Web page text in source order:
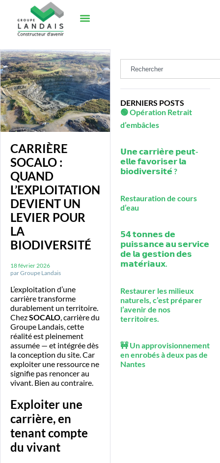
CARRIÈRE
SOCALO :
QUAND
L’EXPLOITATION
DEVIENT UN
LEVIER POUR
LA
BIODIVERSITÉ
18 février 2026
parGroupe Landais
L’exploitation d’une
carrière transforme
durablement un territoire.
ChezSOCALO, carrière du
Groupe Landais, cette
réalité est pleinement
assumée — et intégrée dès
la conception du site. Car
exploiter une ressource ne
signifie pas renoncer au
vivant. Bien au contraire.
Exploiter une
carrière, en
tenant compte
du vivant
DERNIERS POSTS
🟢 Opération Retrait
d’embâcles
𝗨𝗻𝗲 𝗰𝗮𝗿𝗿𝗶𝗲̀𝗿𝗲 𝗽𝗲𝘂𝘁-
𝗲𝗹𝗹𝗲 𝗳𝗮𝘃𝗼𝗿𝗶𝘀𝗲𝗿 𝗹𝗮
𝗯𝗶𝗼𝗱𝗶𝘃𝗲𝗿𝘀𝗶𝘁𝗲́ ?
Restauration de cours
d’eau
𝟱𝟰 𝘁𝗼𝗻𝗻𝗲𝘀 𝗱𝗲
𝗽𝘂𝗶𝘀𝘀𝗮𝗻𝗰𝗲 𝗮𝘂 𝘀𝗲𝗿𝘃𝗶𝗰𝗲
𝗱𝗲 𝗹𝗮 𝗴𝗲𝘀𝘁𝗶𝗼𝗻 𝗱𝗲𝘀
𝗺𝗮𝘁𝗲́𝗿𝗶𝗮𝘂𝘅.
Restaurer les milieux
naturels, c’est préparer
l’avenir de nos
territoires.
🚧 Un approvisionnement
en enrobés à deux pas de
Nantes